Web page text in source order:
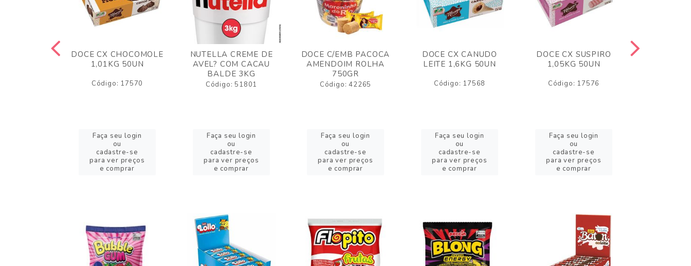
DOCE CX CHOCOMOLE
1,01KG 50UN
Código: 17570
Faça seu login
ou
cadastre-se
para ver preços
e comprar
NUTELLA CREME DE
AVEL? COM CACAU
BALDE 3KG
Código: 51801
Faça seu login
ou
cadastre-se
para ver preços
e comprar
DOCE C/EMB PACOCA
AMENDOIM ROLHA
750GR
Código: 42265
Faça seu login
ou
cadastre-se
para ver preços
e comprar
DOCE CX CANUDO
LEITE 1,6KG 50UN
Código: 17568
Faça seu login
ou
cadastre-se
para ver preços
e comprar
DOCE CX SUSPIRO
1,05KG 50UN
Código: 17576
Faça seu login
ou
cadastre-se
para ver preços
e comprar